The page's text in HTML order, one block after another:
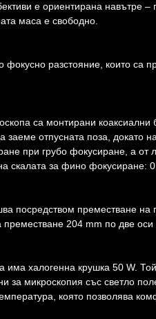
е ориентирана навътре
маса е свободно.
разстояние, които са
са монтирани
заеме отпусната поза,
при грубо фокусиране, а от
скалата за фино фокусиране:
посредством преместване
204 mm по две
има халогенна крушка 50 W.
за микроскопия със светло
която позволява